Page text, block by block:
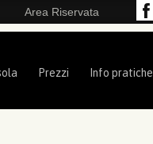
Area Riservata
Prezzi Info pratiche